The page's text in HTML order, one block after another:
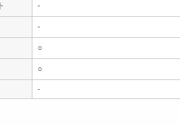
-
-
○
○
-